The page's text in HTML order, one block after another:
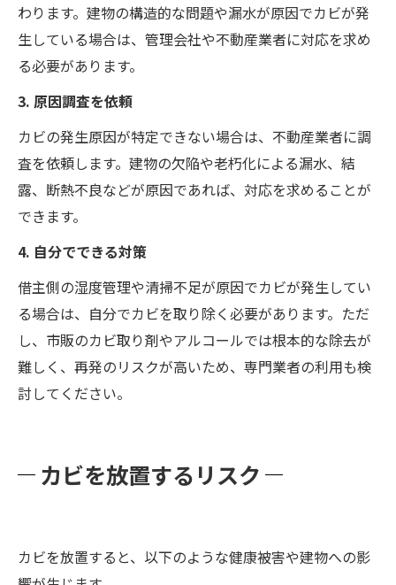
わります。建物の構造的な問題や漏水が原因でカビが発
生している場合は、管理会社や不動産業者に対応を求め
る必要があります。
3. 原因調査を依頼
カビの発生原因が特定できない場合は、不動産業者に調
査を依頼します。建物の欠陥や老朽化による漏水、結
露、断熱不良などが原因であれば、対応を求めることが
できます。
4. 自分でできる対策
借主側の湿度管理や清掃不足が原因でカビが発生してい
る場合は、自分でカビを取り除く必要があります。ただ
し、市販のカビ取り剤やアルコールでは根本的な除去が
難しく、再発のリスクが高いため、専門業者の利用も検
討してください。
カビを放置するリスク
カビを放置すると、以下のような健康被害や建物への影